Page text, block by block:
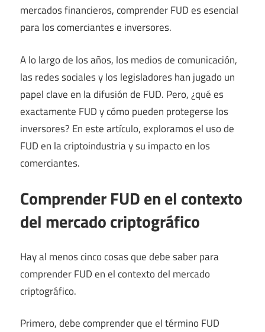
mercados financieros, comprender FUD es esencial
para los comerciantes e inversores.
A lo largo de los años, los medios de comunicación,
las redes sociales y los legisladores han jugado un
papel clave en la difusión de FUD. Pero, ¿qué es
exactamente FUD y cómo pueden protegerse los
inversores? En este artículo, exploramos el uso de
FUD en la criptoindustria y su impacto en los
comerciantes.
Comprender FUD en el contexto
del mercado criptográfico
Hay al menos cinco cosas que debe saber para
comprender FUD en el contexto del mercado
criptográfico.
Primero, debe comprender que el término FUD